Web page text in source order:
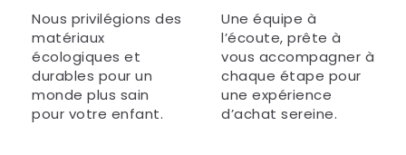
Nous privilégions des
matériaux
écologiques et
durables pour un
monde plus sain
pour votre enfant.
Une équipe à
l’écoute, prête à
vous accompagner à
chaque étape pour
une expérience
d’achat sereine.